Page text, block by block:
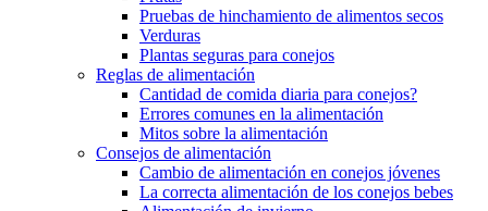
Pruebas de hinchamiento de alimentos secos
Verduras
Plantas seguras para conejos
Reglas de alimentación
Cantidad de comida diaria para conejos?
Errores comunes en la alimentación
Mitos sobre la alimentación
Consejos de alimentación
Cambio de alimentación en conejos jóvenes
La correcta alimentación de los conejos bebes